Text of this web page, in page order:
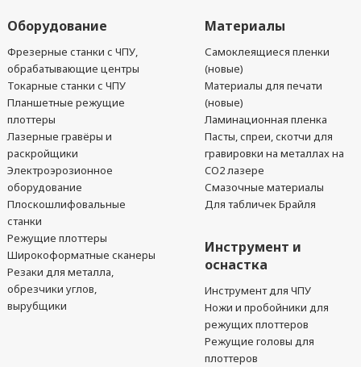
Оборудование
Фрезерные станки с ЧПУ,
обрабатывающие центры
Токарные станки с ЧПУ
Планшетные режущие
плоттеры
Лазерные гравёры и
раскройщики
Электроэрозионное
оборудование
Плоскошлифовальные
станки
Режущие плоттеры
Широкоформатные сканеры
Резаки для металла,
обрезчики углов,
вырубщики
Материалы
Самоклеящиеся пленки
(новые)
Материалы для печати
(новые)
Ламинационная пленка
Пасты, спреи, скотчи для
гравировки на металлах на
CO2 лазере
Смазочные материалы
Для табличек Брайля
Инструмент и
оснастка
Инструмент для ЧПУ
Ножи и пробойники для
режущих плоттеров
Режущие головы для
плоттеров